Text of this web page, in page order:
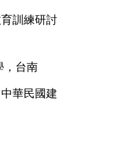
訓練研討
，台南
中華民國建